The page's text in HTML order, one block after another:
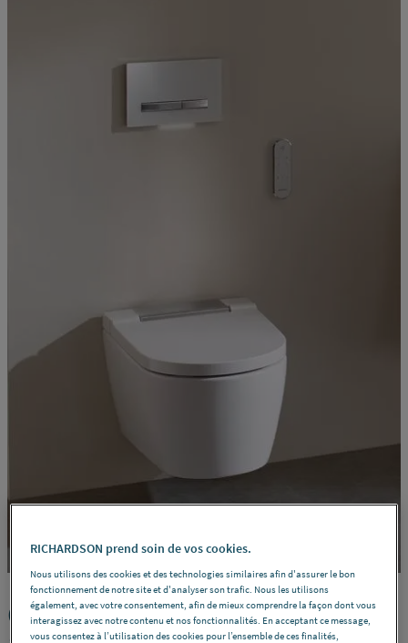
Qu’est-ce qu’une toilette
RICHARDSON prend soin de vos cookies.
Nous utilisons des cookies et des technologies similaires afin d'assurer le bon
fonctionnement de notre site et d'analyser son trafic. Nous les utilisons
également, avec votre consentement, afin de mieux comprendre la façon dont vous
interagissez avec notre contenu et nos fonctionnalités. En acceptant ce message,
vous consentez à l’utilisation des cookies pour l’ensemble de ces finalités,